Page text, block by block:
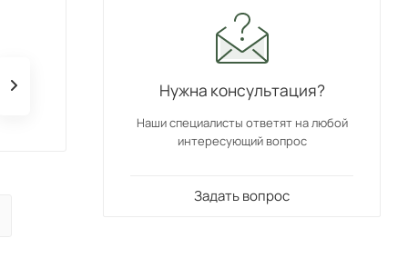
Нужна консультация?
Наши специалисты ответят на любой
интересующий вопрос
Задать вопрос